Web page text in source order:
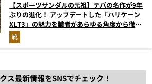
【スポーツサンダルの元祖】テバの名作が9年
ぶりの進化！ アップデートした「ハリケーン
XLT3」の魅力を識者があらゆる角度から徹底
解説！
靴
ス最新情報をSNSでチェック！